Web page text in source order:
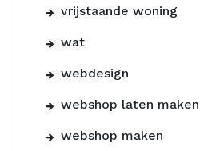
vrijstaande woning
wat
webdesign
webshop laten maken
webshop maken